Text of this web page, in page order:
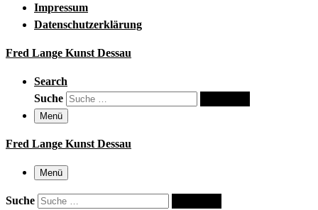
Impressum
Datenschutzerklärung
Fred Lange Kunst Dessau
Search
Suche
Menü
Fred Lange Kunst Dessau
Menü
Suche